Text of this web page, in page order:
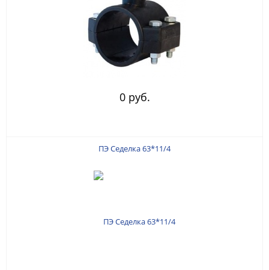
0 руб.
ПЭ Седелка 63*11/4